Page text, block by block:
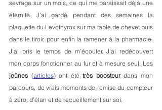
sevrage sur un mois, ce qui me paraissait déjà une
éternité. J’ai gardé pendant des semaines la
plaquette du Levothyrox sur ma table de chevet puis
dans le tiroir, pour enfin la ramener à la pharmacie.
J’ai pris le temps de m’écouter. J’ai redécouvert
jeûnes (articles) ont été très boosteur dans mon
parcours, de vrais moments de remise du compteur
à zéro, d’élan et de recueillement sur soi.